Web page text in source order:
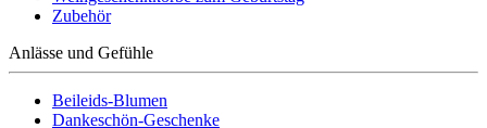
Zubehör
Anlässe und Gefühle
Beileids-Blumen
Dankeschön-Geschenke